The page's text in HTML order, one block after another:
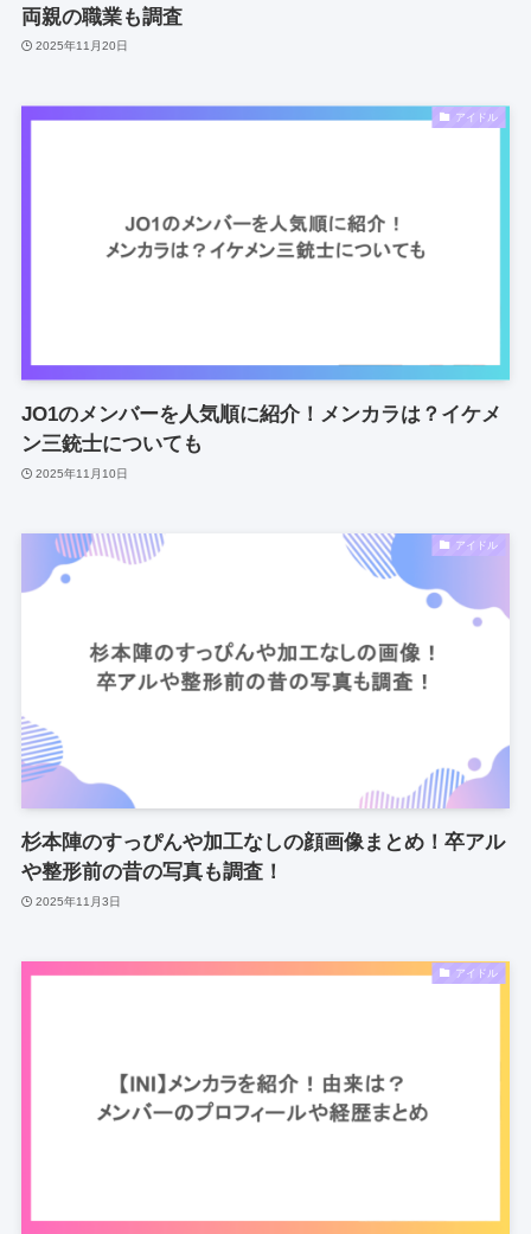
両親の職業も調査
2025年11月20日
アイドル
JO1のメンバーを人気順に紹介！メンカラは？イケメ
ン三銃士についても
2025年11月10日
アイドル
杉本陣のすっぴんや加工なしの顔画像まとめ！卒アル
や整形前の昔の写真も調査！
2025年11月3日
アイドル